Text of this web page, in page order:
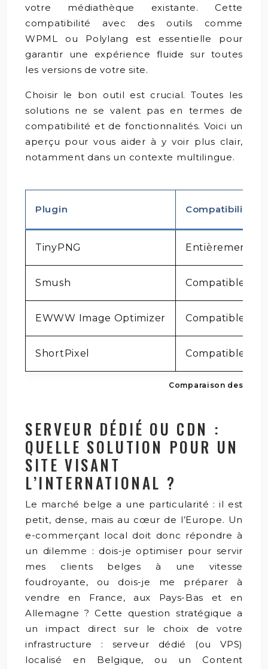
votre médiathèque existante. Cette
compatibilité avec des outils comme
WPML ou Polylang est essentielle pour
garantir une expérience fluide sur toutes
les versions de votre site.
Choisir le bon outil est crucial. Toutes les
solutions ne se valent pas en termes de
compatibilité et de fonctionnalités. Voici un
aperçu pour vous aider à y voir plus clair,
notamment dans un contexte multilingue.
Comparaison des
Plugin Compatibilité
TinyPNG Entièrement
Smush Compatible
EWWW Image Optimizer Compatible
ShortPixel Compatible
SERVEUR DÉDIÉ OU CDN :
QUELLE SOLUTION POUR UN
SITE VISANT
L’INTERNATIONAL ?
Le marché belge a une particularité : il est
petit, dense, mais au cœur de l’Europe. Un
e-commerçant local doit donc répondre à
un dilemme : dois-je optimiser pour servir
mes clients belges à une vitesse
foudroyante, ou dois-je me préparer à
vendre en France, aux Pays-Bas et en
Allemagne ? Cette question stratégique a
un impact direct sur le choix de votre
infrastructure : serveur dédié (ou VPS)
localisé en Belgique, ou un Content